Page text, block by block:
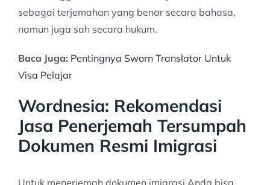
sebagai terjemahan yang benar secara bahasa,
namun juga sah secara hukum.
Baca Juga: Pentingnya Sworn Translator Untuk
Visa Pelajar
Wordnesia: Rekomendasi
Jasa Penerjemah Tersumpah
Dokumen Resmi Imigrasi
Untuk menerjemah dokumen imigrasi Anda bisa